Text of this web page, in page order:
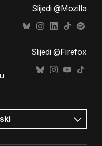
Slijedi @Mozilla
Slijedi @Firefox